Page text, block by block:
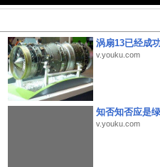
涡扇13已经成
v.youku.com
知否知否应是
v.youku.com